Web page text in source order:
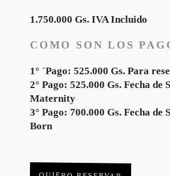
1.750.000 Gs. IVA Incluido
COMO SON LOS
1° ´Pago: 525.000 Gs. Para
2° Pago: 525.000 Gs. Fecha de
Maternity
3° Pago: 700.000 Gs. Fecha de
Born